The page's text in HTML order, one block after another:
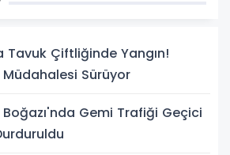
Tavuk Çiftliğinde Yangın!
Müdahalesi Sürüyor
Gemi Trafiği Geçici